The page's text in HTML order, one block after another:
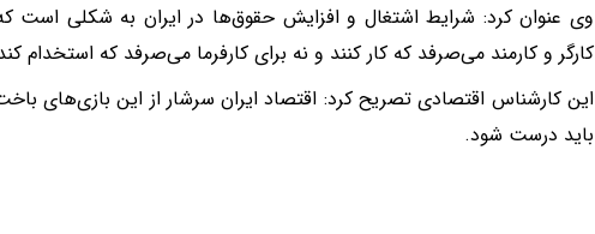
وی عنوان کرد: شرایط اشتغال و افزایش حقوق‌ها در ایران به شکلی است
کارگر و کارمند می‌صرفد که کار کنند و نه برای کارفرما می‌صرفد که استخدام
این کارشناس اقتصادی تصریح کرد: اقتصاد ایران سرشار از این بازی‌های
باید درست شود.